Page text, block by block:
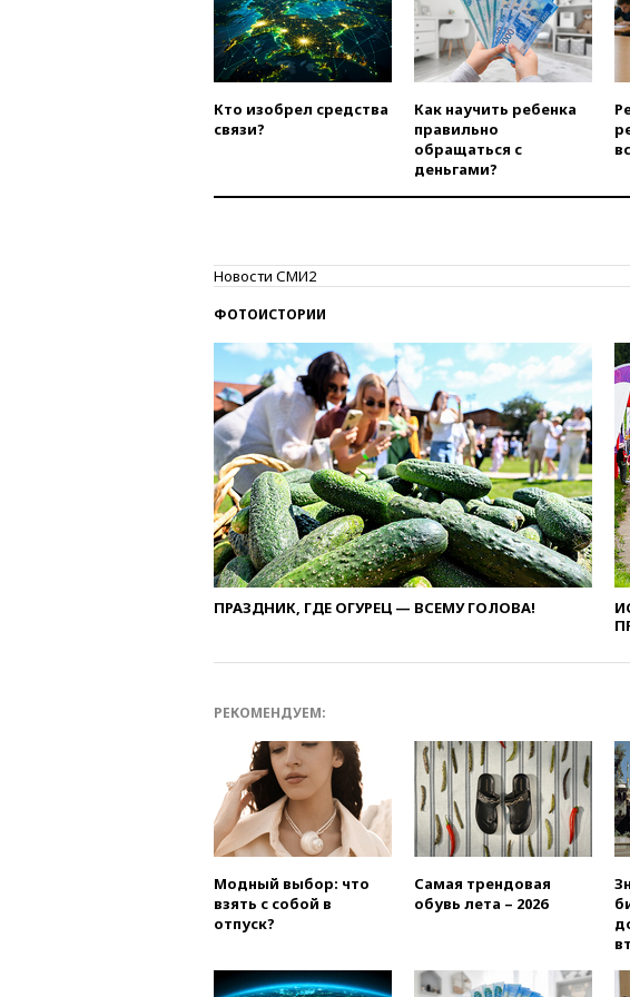
Кто изобрел средства
связи?
Как научить ребенка
правильно
обращаться с
деньгами?
Новости СМИ2
ФОТОИСТОРИИ
ПРАЗДНИК, ГДЕ ОГУРЕЦ — ВСЕМУ ГОЛОВА!
РЕКОМЕНДУЕМ:
Модный выбор: что
взять с собой в
отпуск?
Самая трендовая
обувь лета – 2026